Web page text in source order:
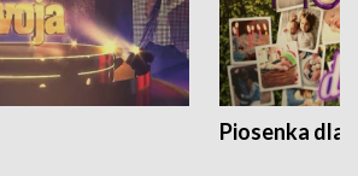
Piosenka dla